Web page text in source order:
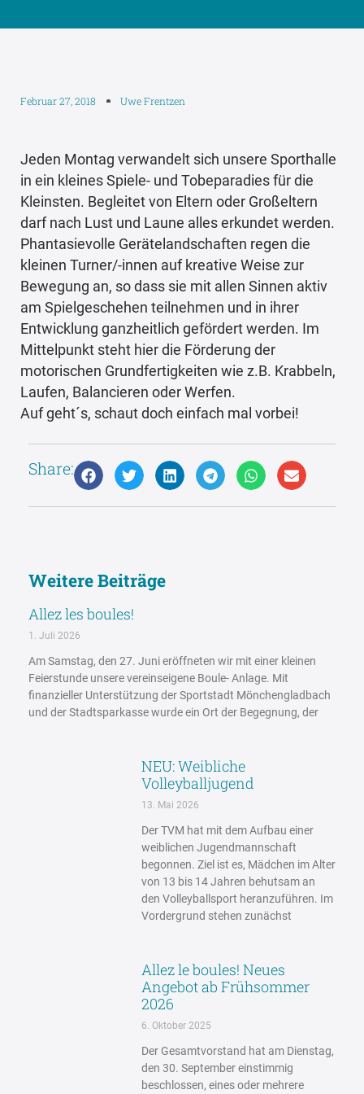
Februar 27, 2018 Uwe Frentzen
Jeden Montag verwandelt sich unsere Sporthalle
in ein kleines Spiele- und Tobeparadies für die
Kleinsten. Begleitet von Eltern oder Großeltern
darf nach Lust und Laune alles erkundet werden.
Phantasievolle Gerätelandschaften regen die
kleinen Turner/-innen auf kreative Weise zur
Bewegung an, so dass sie mit allen Sinnen aktiv
am Spielgeschehen teilnehmen und in ihrer
Entwicklung ganzheitlich gefördert werden. Im
Mittelpunkt steht hier die Förderung der
motorischen Grundfertigkeiten wie z.B. Krabbeln,
Laufen, Balancieren oder Werfen.
Auf geht´s, schaut doch einfach mal vorbei!
Share:
Weitere Beiträge
Allez les boules!
1. Juli 2026
Am Samstag, den 27. Juni eröffneten wir mit einer kleinen
Feierstunde unsere vereinseigene Boule- Anlage. Mit
finanzieller Unterstützung der Sportstadt Mönchengladbach
und der Stadtsparkasse wurde ein Ort der Begegnung, der
NEU: Weibliche
Volleyballjugend
13. Mai 2026
Der TVM hat mit dem Aufbau einer
weiblichen Jugendmannschaft
begonnen. Ziel ist es, Mädchen im Alter
von 13 bis 14 Jahren behutsam an
den Volleyballsport heranzuführen. Im
Vordergrund stehen zunächst
Allez le boules! Neues
Angebot ab Frühsommer
2026
6. Oktober 2025
Der Gesamtvorstand hat am Dienstag,
den 30. September einstimmig
beschlossen, eines oder mehrere